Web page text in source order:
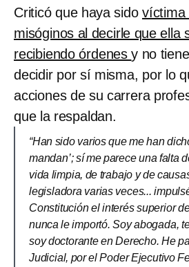
Criticó que haya sidovíctima
misóginos al decirle que ella
recibiendo órdenesy no
decidir por sí misma, por lo
acciones de su carrera
que la respaldan.
“Han sido varios que me han
mandan’; sí me parece una falta
vida limpia, de trabajo y de
legisladora varias veces...
Constitución el interés superior
nunca le importó. Soy abogada,
soy doctorante en Derecho. He
Judicial, por el Poder Ejecutivo